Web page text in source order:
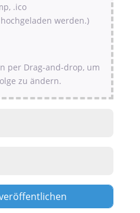
.ico
werden.)
per Drag-and-drop, um
zu ändern.